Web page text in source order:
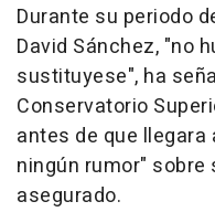
Durante su periodo
David Sánchez, "no
sustituyese", ha
Conservatorio
antes de que
ningún rumor"
asegurado.